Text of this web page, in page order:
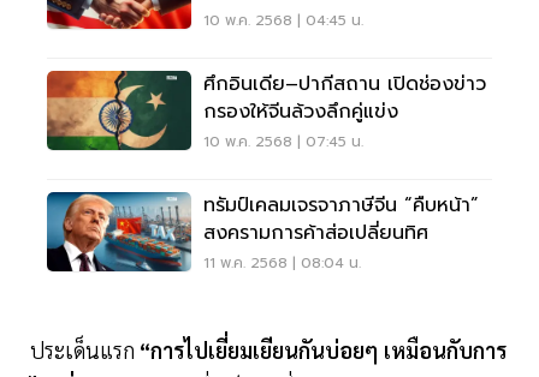
10 พ.ค. 2568 | 04:45 น.
ศึกอินเดีย–ปากีสถาน เปิดช่องข่าว
กรองให้จีนล้วงลึกคู่แข่ง
10 พ.ค. 2568 | 07:45 น.
ทรัมป์เคลมเจรจาภาษีจีน “คืบหน้า”
สงครามการค้าส่อเปลี่ยนทิศ
11 พ.ค. 2568 | 08:04 น.
ประเด็นแรก “การไปเยี่ยมเยียนกันบ่อยๆ เหมือนกับการ